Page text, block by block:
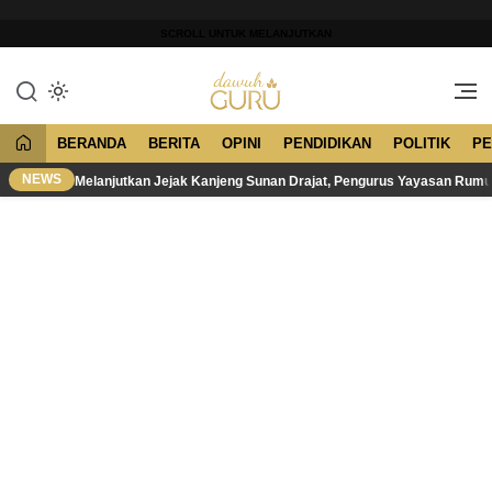
konten
Dawuh Guru
Merawat Tradisi, Membangun
BERANDA BERITA OPINI PENDIDIKAN POLITIK
NEWS Melanjutkan Jejak Kanjeng Sunan Drajat, Pengurus Yayasan